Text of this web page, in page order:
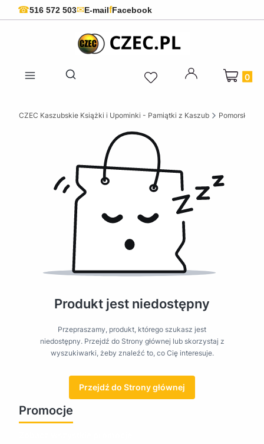
☎516 572 503✉E-mailfFacebook
Otwórz wyszukiwarkę
Produkty
CZEC Kaszubskie Książki i Upominki - Pamiątki z Kaszub Pomorskie
Produkt jest niedostępny
Przepraszamy, produkt, którego szukasz jest
niedostępny. Przejdź do Strony głównej lub skorzystaj z
wyszukiwarki, żeby znaleźć to, co Cię interesuje.
Przejdź do Strony głównej
Promocje